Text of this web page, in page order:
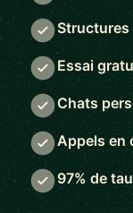
Structures
Essai
Chats
Appels en
97% de